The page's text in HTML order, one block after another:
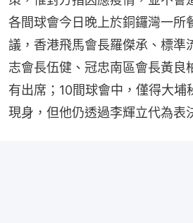
各間球會今日晚上於銅鑼灣一所
議，香港飛馬會長羅傑承、標準
志會長伍健、冠忠南區會長黃良
有出席；10間球會中，僅得大埔
現身，但他仍透過李輝立代為表